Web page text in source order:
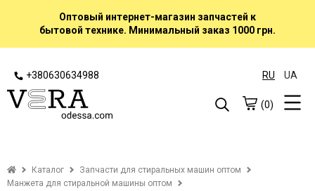
Оптовый интернет-магазин запчастей к
бытовой технике. Минимальный заказ 1000 грн.
+380630634988 RU UA
(0)
Каталог
Запчасти для стиральных машин оптом
Манжета для стиральной машины оптом